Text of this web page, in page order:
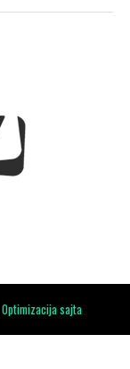
Optimizacija sajta